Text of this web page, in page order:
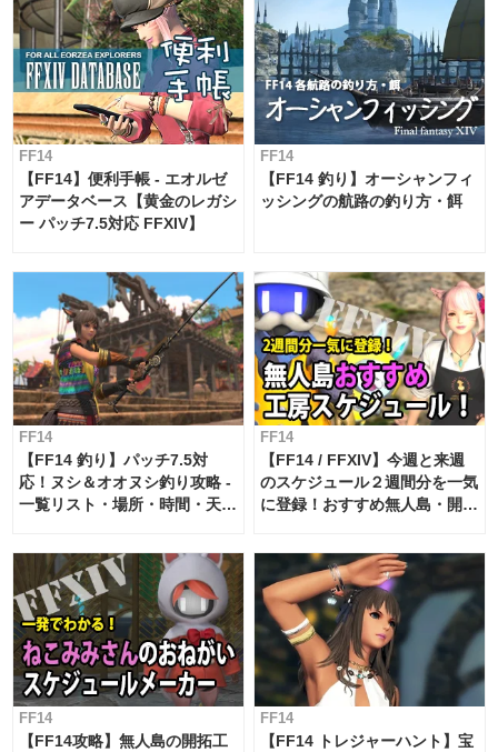
FF14
【FF14】便利手帳 - エオルゼ
アデータベース【黄金のレガシ
ー パッチ7.5対応 FFXIV】
FF14
【FF14 釣り】オーシャンフィ
ッシングの航路の釣り方・餌
FF14
【FF14 釣り】パッチ7.5対
応！ヌシ＆オオヌシ釣り攻略 -
一覧リスト・場所・時間・天
FF14
【FF14 / FFXIV】今週と来週
のスケジュール２週間分を一気
に登録！おすすめ無人島・開拓
対応 / 毎週更新中】
FF14
【FF14攻略】無人島の開拓工
FF14
【FF14 トレジャーハント】宝